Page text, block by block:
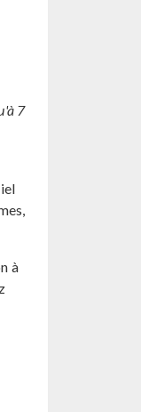
7
à